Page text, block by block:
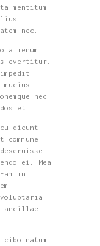
mentitum
nec.
alienum
evertitur.
nec
et.
dicunt
ei. Mea
in
voluptaria
ancillae
natum